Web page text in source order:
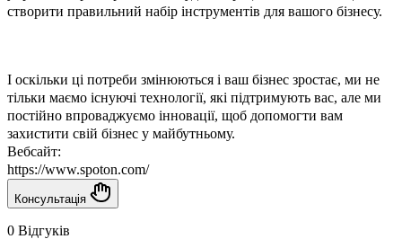
створити правильний набір інструментів для вашого бізнесу.
І оскільки ці потреби змінюються і ваш бізнес зростає, ми не
тільки маємо існуючі технології, які підтримують вас, але ми
постійно впроваджуємо інновації, щоб допомогти вам
захистити свій бізнес у майбутньому.
Вебсайт:
https://www.spoton.com/
Консультація
0 Відгуків